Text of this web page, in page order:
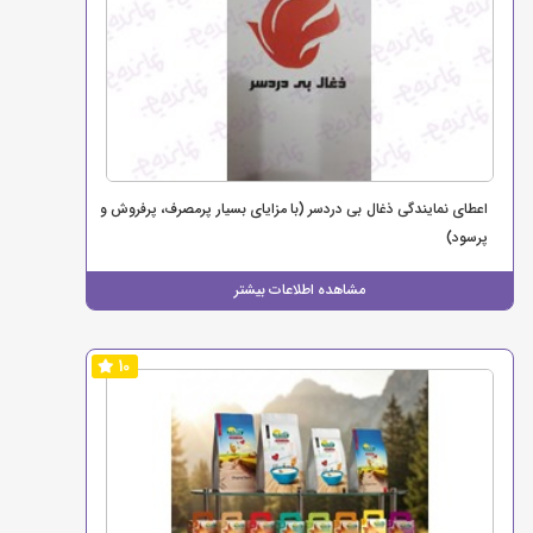
اعطای نمایندگی ذغال بی دردسر (با مزایای بسیار پرمصرف، پرفروش و
پرسود)
مشاهده اطلاعات بیشتر
10